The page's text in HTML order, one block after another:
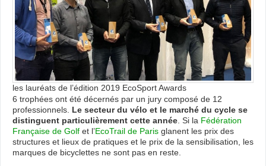
les lauréats de l’édition 2019 EcoSport Awards
6 trophées ont été décernés par un jury composé de 12
professionnels. Le secteur du vélo et le marché du cycle se
distinguent particulièrement cette année . Si la Fédération
Française de Golf et l’EcoTrail de Paris glanent les prix des
structures et lieux de pratiques et le prix de la sensibilisation, les
marques de bicyclettes ne sont pas en reste.